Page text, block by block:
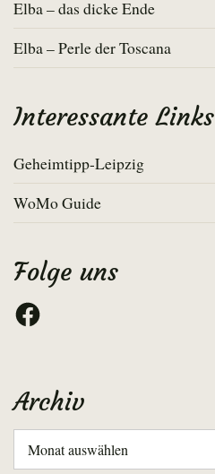
Elba – das dicke Ende
Elba – Perle der Toscana
Interessante Links
Geheimtipp-Leipzig
WoMo Guide
Folge uns
Facebook
Archiv
Archiv